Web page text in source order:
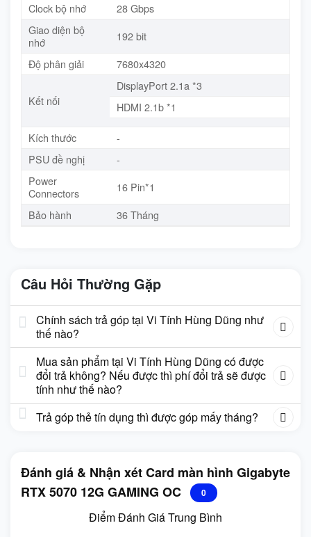
Clock bộ nhớ
28 Gbps
Giao diện bộ
nhớ
192 bit
Độ phân giải
7680x4320
Kết nối
DisplayPort 2.1a *3
HDMI 2.1b *1
Kích thước
-
PSU đề nghị
-
Power
Connectors
16 Pin*1
Bảo hành
36 Tháng
Câu Hỏi Thường Gặp
Chính sách trả góp tại Vi Tính Hùng Dũng như
thế nào?
Mua sản phẩm tại Vi Tính Hùng Dũng có được
đổi trả không? Nếu được thì phí đổi trả sẽ được
tính như thế nào?
Trả góp thẻ tín dụng thì được góp mấy tháng?
Đánh giá & Nhận xét Card màn hình Gigabyte
RTX 5070 12G GAMING OC
0
Điểm Đánh Giá Trung Bình